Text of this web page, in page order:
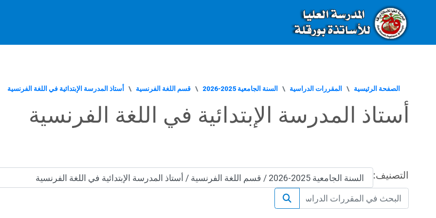
E-Learning - Ecole Normale Supérieure de Ouargla الصفحة الرئيسية
الصفحة الرئيسية المقررات الدراسية السنة الجامعية 2025-2026 قسم اللغة الفرنسية أستاذ المدرسة الإبتدائية في اللغة الفرنسية
أستاذ المدرسة الإبتدائية في اللغة الفرنسية
التصنيف:
البحث في المقررات الدراسية
البحث في المقررات الدراسية